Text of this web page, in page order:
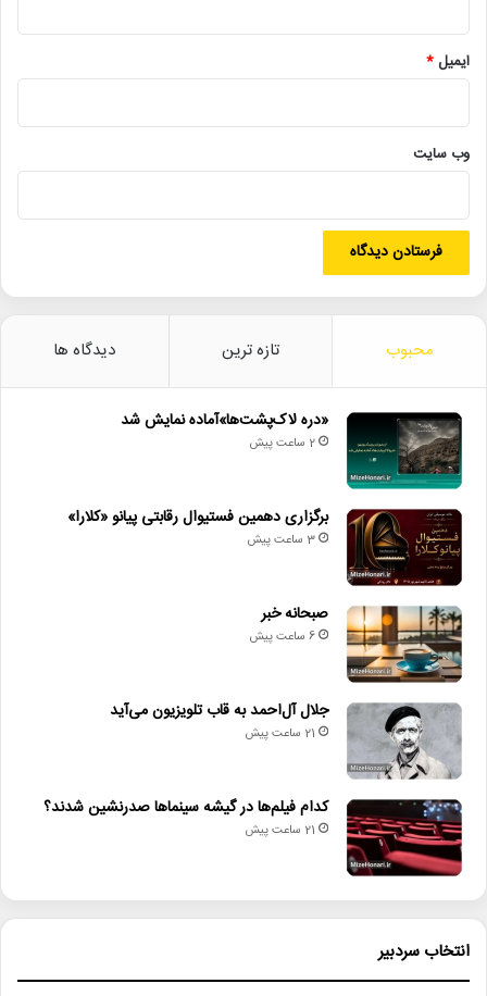
سازمان_سینماییایمیل*
وب‌ سایت
محبوب تازه ترین دیدگاه ها
«دره لاک‌پشت‌ها»آماده نمایش شد
2 ساعت پیش
برگزاری دهمین فستیوال رقابتی پیانو «کلارا»
3 ساعت پیش
صبحانه خبر
6 ساعت پیش
جلال آل‌احمد به قاب تلویزیون می‌آید
21 ساعت پیش
کدام فیلم‌ها در گیشه سینماها صدرنشین شدند؟
21 ساعت پیش
انتخاب سردبیر